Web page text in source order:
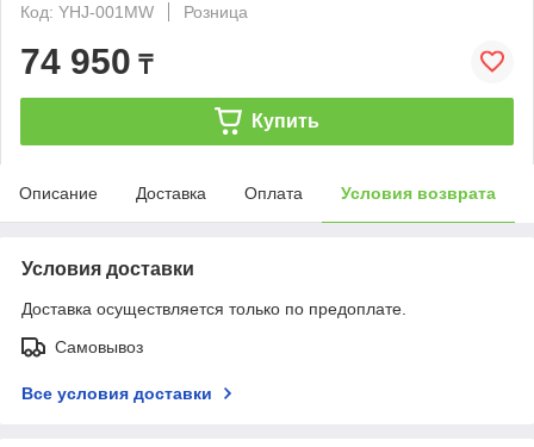
Код: YHJ-001MW
Розница
74 950 ₸
Купить
Описание Доставка Оплата Условия возврата
Условия доставки
Доставка осуществляется только по предоплате.
Самовывоз
Все условия доставки